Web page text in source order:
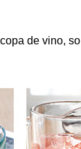
de vino,